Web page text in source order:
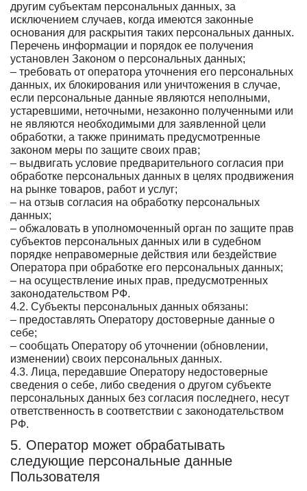
другим субъектам персональных данных, за
исключением случаев, когда имеются законные
основания для раскрытия таких персональных данных.
Перечень информации и порядок ее получения
установлен Законом о персональных данных;
– требовать от оператора уточнения его персональных
данных, их блокирования или уничтожения в случае,
если персональные данные являются неполными,
устаревшими, неточными, незаконно полученными или
не являются необходимыми для заявленной цели
обработки, а также принимать предусмотренные
законом меры по защите своих прав;
– выдвигать условие предварительного согласия при
обработке персональных данных в целях продвижения
на рынке товаров, работ и услуг;
– на отзыв согласия на обработку персональных
данных;
– обжаловать в уполномоченный орган по защите прав
субъектов персональных данных или в судебном
порядке неправомерные действия или бездействие
Оператора при обработке его персональных данных;
– на осуществление иных прав, предусмотренных
законодательством РФ.
4.2. Субъекты персональных данных обязаны:
– предоставлять Оператору достоверные данные о
себе;
– сообщать Оператору об уточнении (обновлении,
изменении) своих персональных данных.
4.3. Лица, передавшие Оператору недостоверные
сведения о себе, либо сведения о другом субъекте
персональных данных без согласия последнего, несут
ответственность в соответствии с законодательством
РФ.
5. Оператор может обрабатывать
следующие персональные данные
Пользователя